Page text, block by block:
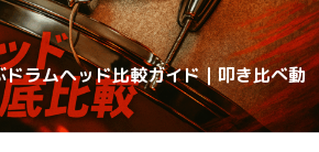
ヤーの選び方と比較｜カノウプスス
説
ラムヘッド比較ガイド｜叩き比べ動
を手に入れろ！スナッピーの選び方
適なテキスト・教則本はコレしかな
ズドラムに挑戦する方法！おすすめ
】スネアヘッド交換で音が変わるの
】裏側にこだわる〜スナッピーで音
してみた
】ブルースドラムの練習に最適なテ
〜ラディック・メタル編〜
ッキーのドラムを叩いてみた 練習